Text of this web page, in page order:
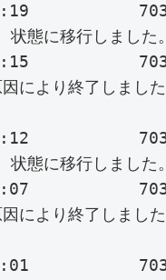
running
により終了しまし
running
により終了しまし